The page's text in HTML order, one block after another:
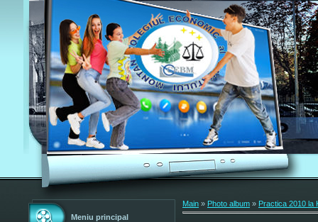
Meniu principal
Main » Photo album » Practica 2010 la